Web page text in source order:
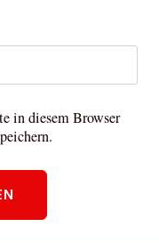
in diesem Browser